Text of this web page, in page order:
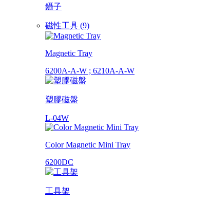
鑷子
磁性工具 (9)
Magnetic Tray
6200A-A-W ; 6210A-A-W
塑膠磁盤
L-04W
Color Magnetic Mini Tray
6200DC
工具架